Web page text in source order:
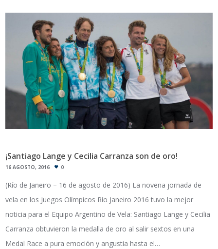
¡Santiago Lange y Cecilia Carranza son de oro!
16 AGOSTO, 2016 0
(Río de Janeiro – 16 de agosto de 2016) La novena jornada de
vela en los Juegos Olímpicos Río Janeiro 2016 tuvo la mejor
noticia para el Equipo Argentino de Vela: Santiago Lange y Cecilia
Carranza obtuvieron la medalla de oro al salir sextos en una
Medal Race a pura emoción y angustia hasta el…